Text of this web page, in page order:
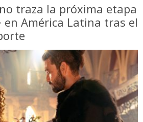
traza la próxima etapa
en América Latina tras el